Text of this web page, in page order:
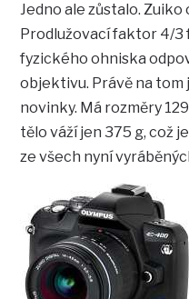
Jedno ale zůstalo.
Prodlužovací faktor 4/3
fyzického ohniska
objektivu. Právě na
novinky. Má rozměry
tělo váží jen 375 g, což
ze všech nyní